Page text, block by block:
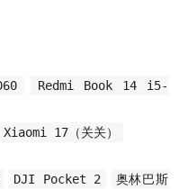
Redmi Book 14 i5-
Xiaomi 17（关关）
DJI Pocket 2
奥林巴斯